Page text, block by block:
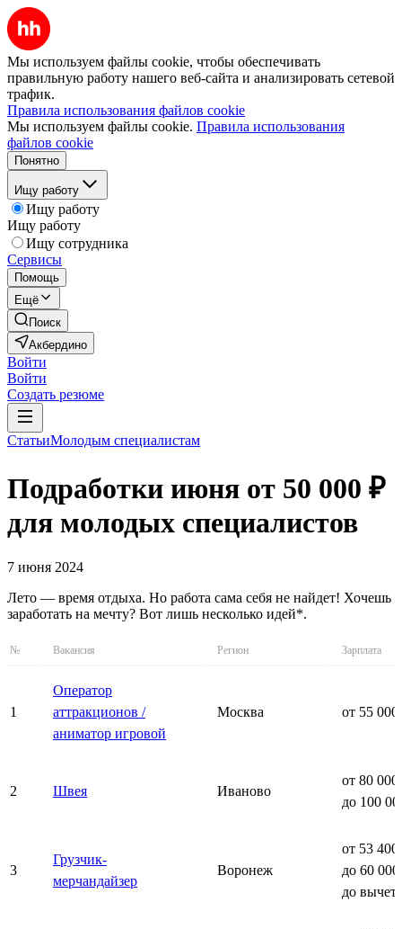
Мы используем файлы cookie, чтобы обеспечивать
правильную работу нашего веб-сайта и анализировать сетевой
трафик.
Правила использования файлов cookie
Мы используем файлы cookie. Правила использования
файлов cookie
Понятно
Ищу работу
Ищу работу
Ищу работу
Ищу сотрудника
Сервисы
Помощь
Ещё
Поиск
Акбердино
Войти
Войти
Создать резюме
СтатьиМолодым специалистам
Подработки июня от 50 000 ₽
для молодых специалистов
7 июня 2024
Лето — время отдыха. Но работа сама себя не найдет! Хочешь
заработать на мечту? Вот лишь несколько идей*.
№ Вакансия Регион Зарплата
1
Оператор
аттракционов /
аниматор игровой
Москва от 55
2 Швея Иваново
от 80 000
до 100
3
Грузчик-
мерчандайзер
Воронеж
от 53 400
до 60
до